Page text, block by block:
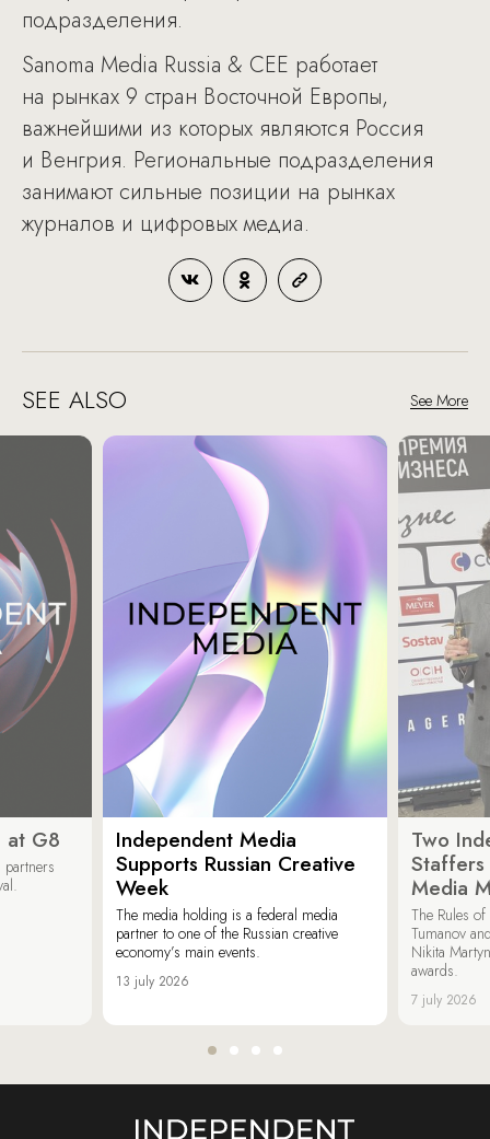
подразделения.
Sanoma Media Russia & CEE работает
на рынках 9 стран Восточной Европы,
важнейшими из которых являются Россия
и Венгрия. Региональные подразделения
занимают сильные позиции на рынках
журналов и цифровых медиа.
SEE ALSO See More
at G8
Independent Media
Supports Russian Creative
Week
The media holding is a federal media
partner to one of the Russian creative
economy’s main events.
13 july 2026
Two
Media
The Rules
Tumanov
Nikita
awards.
7 july 2026